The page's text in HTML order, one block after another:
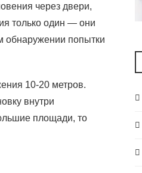
через двери,
только один — они
обнаружении попытки
10-20 метров.
внутри
площади, то